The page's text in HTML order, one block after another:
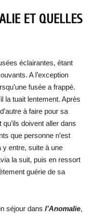
ET QUELLES
éclairantes, étant
A l’exception
fusée a frappé.
la tuait lentement. Après
à faire pour sa
doivent aller dans
que personne n’est
y entre, suite à une
la suit, puis en ressort
guérie de sa
séjour dans l’Anomalie,